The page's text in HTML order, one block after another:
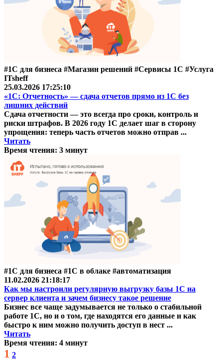
#1С для бизнеса #Магазин решений #Сервисы 1С #Услуга
ITsheff
25.03.2026 17:25:10
«1С: Отчетность» — сдача отчетов прямо из 1С без
лишних действий
Сдача отчетности — это всегда про сроки, контроль и
риски штрафов. В 2026 году 1С делает шаг в сторону
упрощения: теперь часть отчетов можно отправ ...
Читать
Время чтения: 3 минут
#1С для бизнеса #1С в облаке #автоматизация
11.02.2026 21:18:17
Как мы настроили регулярную выгрузку базы 1С на
сервер клиента и зачем бизнесу такое решение
Бизнес все чаще задумывается не только о стабильной
работе 1С, но и о том, где находятся его данные и как
быстро к ним можно получить доступ в нест ...
Читать
Время чтения: 4 минут
1 2